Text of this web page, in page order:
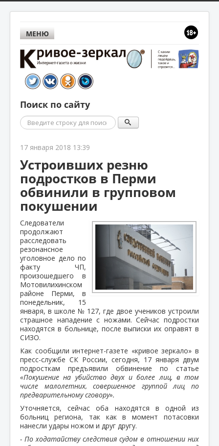
МЕНЮ
Поиск по сайту
Поиск
17 января 2018 13:39
Устроивших резню
подростков в Перми
обвинили в групповом
покушении
Следователи
продолжают
расследовать
резонансное
уголовное дело по
факту ЧП,
произошедшего в
Мотовилихинском
районе Перми, в
понедельник, 15
января, в школе № 127, где двое учеников устроили
страшное нападение с ножами. Сейчас подростки
находятся в больнице, после выписки их оправят в
СИЗО.
Как сообщили интернет-газете «кривое зеркало» в
пресс-службе СК России, сегодня, 17 января двум
подросткам предъявили обвинение по статье
«Покушение на убийство двух и более лиц, в том
числе малолетних, совершенное группой лиц по
предварительному сговору».
Уточняется, сейчас оба находятся в одной из
больниц региона, так как в момент потасовки
нанесли удары ножом и друг другу.
- По ходатайству следствия судом в отношении них